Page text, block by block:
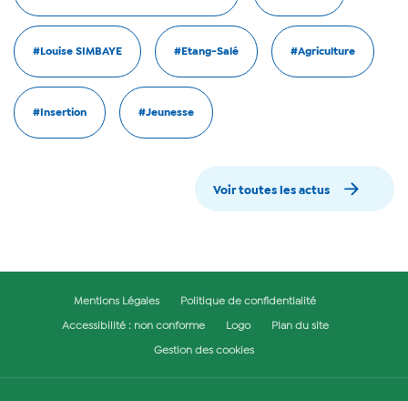
#Louise SIMBAYE #Etang-Salé #Agriculture
#Insertion #Jeunesse
Voir toutes les actus
Mentions Légales Politique de confidentialité
Accessibilité : non conforme Logo Plan du site
Gestion des cookies